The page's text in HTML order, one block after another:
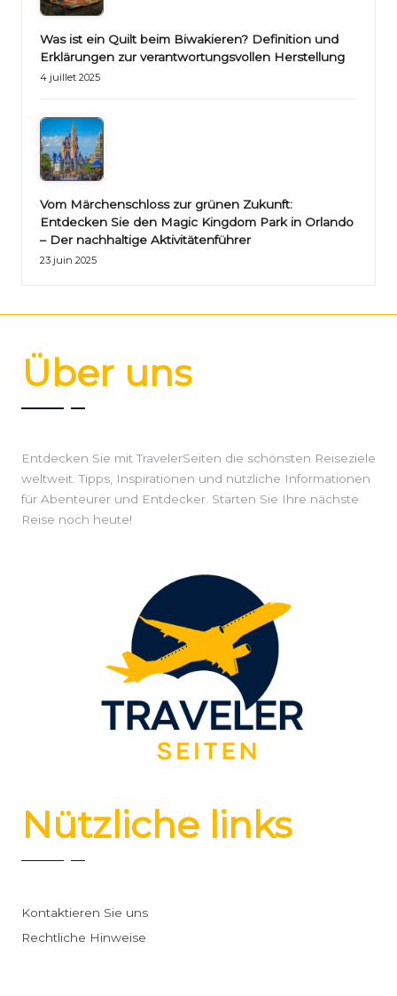
Was ist ein Quilt beim Biwakieren? Definition und
Erklärungen zur verantwortungsvollen Herstellung
4 juillet 2025
Vom Märchenschloss zur grünen Zukunft:
Entdecken Sie den Magic Kingdom Park in Orlando
– Der nachhaltige Aktivitätenführer
23 juin 2025
Über uns
Entdecken Sie mit TravelerSeiten die schönsten Reiseziele
weltweit. Tipps, Inspirationen und nützliche Informationen
für Abenteurer und Entdecker. Starten Sie Ihre nächste
Reise noch heute!
Nützliche links
Kontaktieren Sie uns
Rechtliche Hinweise